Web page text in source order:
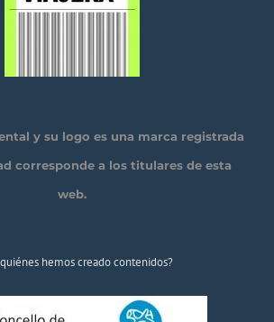
y su logo es una marca registrada
corresponde a los titulares de esta
web.
hemos creado contenidos?